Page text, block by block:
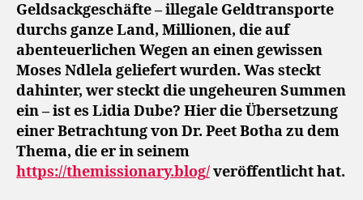
Geldsackgeschäfte – illegale Geldtransporte
durchs ganze Land, Millionen, die auf
abenteuerlichen Wegen an einen gewissen
Moses Ndlela geliefert wurden. Was steckt
dahinter, wer steckt die ungeheuren Summen
ein – ist es Lidia Dube? Hier die Übersetzung
einer Betrachtung von Dr. Peet Botha zu dem
Thema, die er in seinem
https://themissionary.blog/veröffentlicht hat.